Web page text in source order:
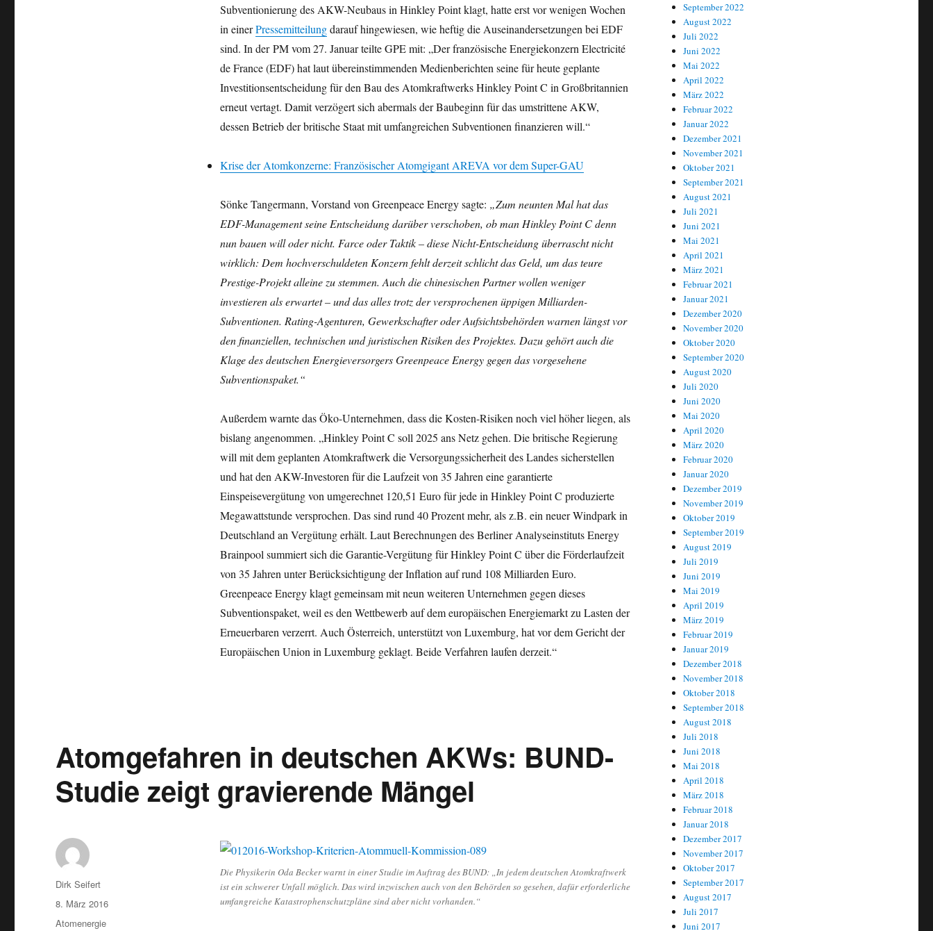
Subventionierung des AKW-Neubaus in Hinkley Point klagt, hatte erst vor wenigen Wochen
in einerPressemitteilungdarauf hingewiesen, wie heftig die Auseinandersetzungen bei EDF
sind. In der PM vom 27. Januar teilte GPE mit: „Der französische Energiekonzern Electricité
de France (EDF) hat laut übereinstimmenden Medienberichten seine für heute geplante
Investitionsentscheidung für den Bau des AtomkraftwerksHinkleyPointC in Großbritannien
erneut vertagt. Damit verzögert sich abermals der Baubeginn für das umstrittene AKW,
dessen Betrieb der britische Staat mit umfangreichen Subventionen finanzieren will.“
Krise der Atomkonzerne: Französischer Atomgigant AREVA vor dem Super-GAU
Sönke Tangermann, Vorstand von Greenpeace Energy sagte: „Zum neunten Mal hat das
EDF-Management seine Entscheidung darüber verschoben, ob manHinkleyPointC denn
nun bauen will oder nicht. Farce oder Taktik – diese Nicht-Entscheidung überrascht nicht
wirklich: Dem hochverschuldeten Konzern fehlt derzeit schlicht das Geld, um das teure
Prestige-Projekt alleine zu stemmen. Auch die chinesischen Partner wollen weniger
investieren als erwartet – und das alles trotz der versprochenen üppigen Milliarden-
Subventionen. Rating-Agenturen, Gewerkschafter oder Aufsichtsbehörden warnen längst vor
den finanziellen, technischen und juristischen Risiken des Projektes. Dazu gehört auch die
Klage des deutschen Energieversorgers Greenpeace Energy gegen das vorgesehene
Subventionspaket.“
Außerdem warnte das Öko-Unternehmen, dass die Kosten-Risiken noch viel höher liegen, als
bislang angenommen. „HinkleyPointC soll 2025 ans Netz gehen. Die britische Regierung
will mit dem geplanten Atomkraftwerk die Versorgungssicherheit des Landes sicherstellen
und hat den AKW-Investoren für die Laufzeit von 35 Jahren eine garantierte
Einspeisevergütung von umgerechnet 120,51 Euro für jede inHinkleyPointC produzierte
Megawattstunde versprochen. Das sind rund 40 Prozent mehr, als z.B. ein neuer Windpark in
Deutschland an Vergütung erhält. Laut Berechnungen des Berliner Analyseinstituts Energy
Brainpool summiert sich die Garantie-Vergütung fürHinkleyPointC über die Förderlaufzeit
von 35 Jahren unter Berücksichtigung der Inflation auf rund 108 Milliarden Euro.
Greenpeace Energy klagt gemeinsam mit neun weiteren Unternehmen gegen dieses
Subventionspaket, weil es den Wettbewerb auf dem europäischen Energiemarkt zu Lasten der
Erneuerbaren verzerrt. Auch Österreich, unterstützt von Luxemburg, hat vor dem Gericht der
Europäischen Union in Luxemburg geklagt. Beide Verfahren laufen derzeit.“
Atomgefahren in deutschen AKWs: BUND-
Studie zeigt gravierende Mängel
Die Physikerin Oda Becker warnt in einer Studie im Auftrag des BUND: „In jedem deutschen Atomkraftwerk
ist ein schwerer Unfall möglich. Das wird inzwischen auch von den Behörden so gesehen, dafür erforderliche
umfangreiche Katastrophenschutzpläne sind aber nicht vorhanden.“
Autor
Dirk Seifert
Veröffentlicht
am
8. März 2016
Kategorien
Atomenergie
September 2022
August 2022
Juli 2022
Juni 2022
Mai 2022
April 2022
März 2022
Februar 2022
Januar 2022
Dezember 2021
November 2021
Oktober 2021
September 2021
August 2021
Juli 2021
Juni 2021
Mai 2021
April 2021
März 2021
Februar 2021
Januar 2021
Dezember 2020
November 2020
Oktober 2020
September 2020
August 2020
Juli 2020
Juni 2020
Mai 2020
April 2020
März 2020
Februar 2020
Januar 2020
Dezember 2019
November 2019
Oktober 2019
September 2019
August 2019
Juli 2019
Juni 2019
Mai 2019
April 2019
März 2019
Februar 2019
Januar 2019
Dezember 2018
November 2018
Oktober 2018
September 2018
August 2018
Juli 2018
Juni 2018
Mai 2018
April 2018
März 2018
Februar 2018
Januar 2018
Dezember 2017
November 2017
Oktober 2017
September 2017
August 2017
Juli 2017
Juni 2017